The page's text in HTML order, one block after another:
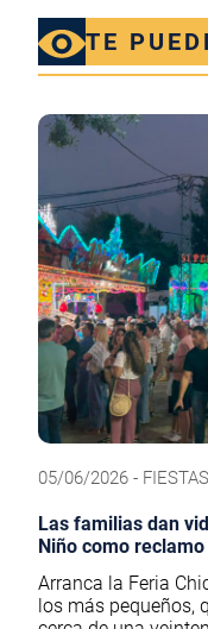
TE
05/06/2026 - FIESTAS
Las familias dan
Niño como reclamo
Arranca la Feria
los más pequeños,